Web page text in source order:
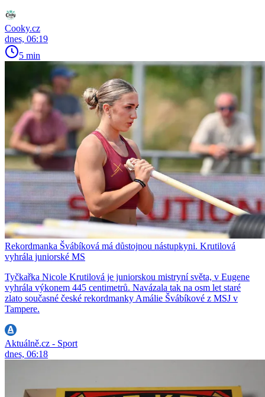
Cooky.cz
dnes, 06:19
5 min
Rekordmanka Švábíková má důstojnou nástupkyni. Krutilová
vyhrála juniorské MS
Tyčkařka Nicole Krutilová je juniorskou mistryní světa, v Eugene
vyhrála výkonem 445 centimetrů. Navázala tak na osm let staré
zlato současné české rekordmanky Amálie Švábíkové z MSJ v
Tampere.
Aktuálně.cz - Sport
dnes, 06:18